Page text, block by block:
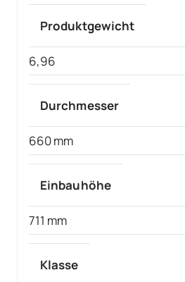
Produktgewicht
6,96
Durchmesser
660 mm
Einbauhöhe
711 mm
Klasse